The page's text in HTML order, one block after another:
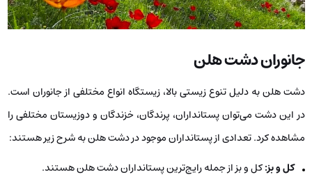
جانوران دشت هلن
دشت هلن به دلیل تنوع زیستی بالا، زیستگاه انواع مختلفی از جانوران است.
در این دشت می‌توان پستانداران، پرندگان، خزندگان و دوزیستان مختلفی را
مشاهده کرد. تعدادی از پستانداران موجود در دشت هلن به شرح زیر هستند:
کل و بز:کل و بز از جمله رایج‌ترین پستانداران دشت هلن هستند.